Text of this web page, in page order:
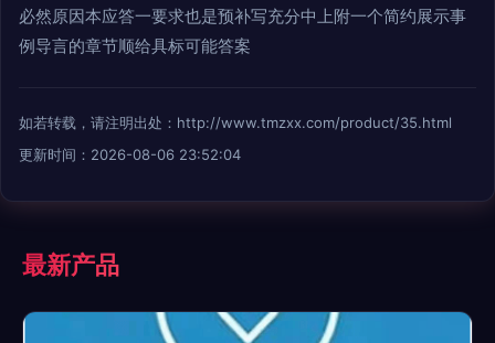
必然原因本应答一要求也是预补写充分中上附一个简约展示事
例导言的章节顺给具标可能答案
如若转载，请注明出处：http://www.tmzxx.com/product/35.html
更新时间：2026-08-06 23:52:04
最新产品